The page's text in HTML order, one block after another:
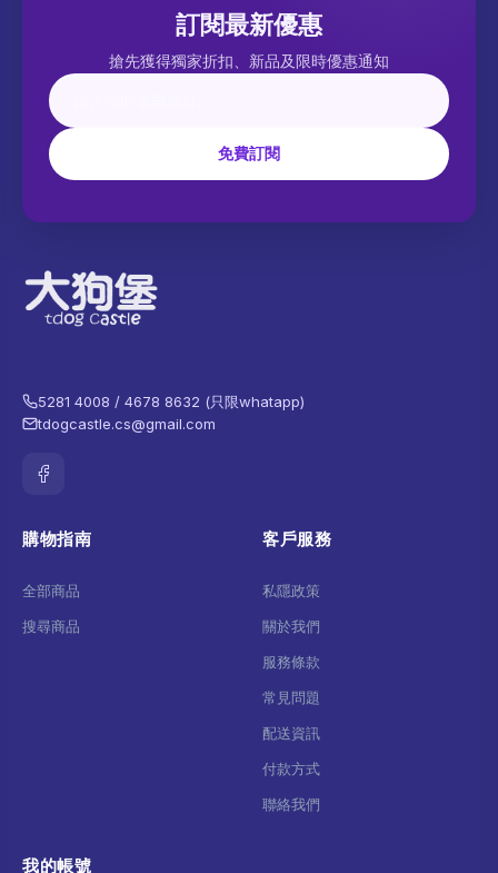
訂閱最新優惠
搶先獲得獨家折扣、新品及限時優惠通知
免費訂閱
5281 4008 / 4678 8632 (只限whatapp)
tdogcastle.cs@gmail.com
購物指南
全部商品
搜尋商品
客戶服務
私隱政策
關於我們
服務條款
常見問題
配送資訊
付款方式
聯絡我們
我的帳號